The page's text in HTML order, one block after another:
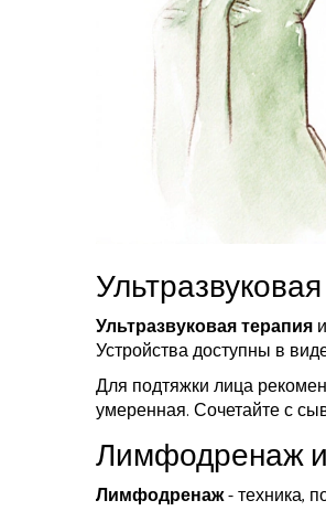
Ультразвуковая терапия
Устройства доступны в
Для подтяжки лица
умеренная. Сочетайте с
Лимфодренаж
Лимфодренаж- техника,